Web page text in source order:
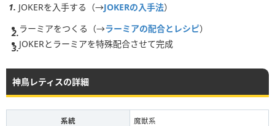
JOKERを入手する（→JOKERの入手法）
ラーミアをつくる（→ラーミアの配合とレシピ）
JOKERとラーミアを特殊配合させて完成
神鳥レティスの詳細
系統 魔獣系